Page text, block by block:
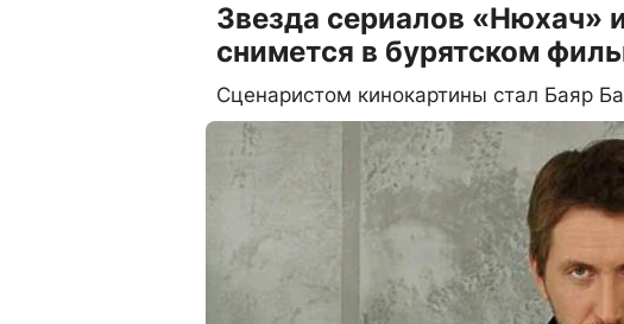
Звезда сериалов
снимется в бурятском
Сценаристом кинокартины стал Баяр